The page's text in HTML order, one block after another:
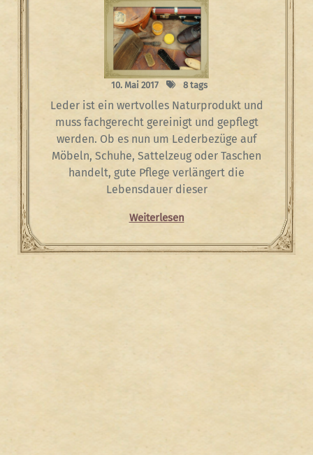
10. Mai 2017 8 tags
Leder ist ein wertvolles Naturprodukt und
muss fachgerecht gereinigt und gepflegt
werden. Ob es nun um Lederbezüge auf
Möbeln, Schuhe, Sattelzeug oder Taschen
handelt, gute Pflege verlängert die
Lebensdauer dieser
Weiterlesen